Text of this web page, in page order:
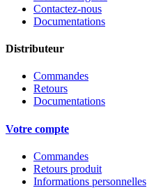
Contactez-nous
Documentations
Distributeur
Commandes
Retours
Documentations
Votre compte
Commandes
Retours produit
Informations personnelles